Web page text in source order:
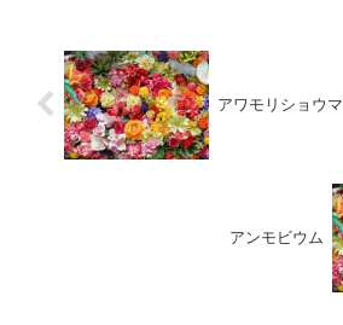
アワモリショウマ
アンモビウム